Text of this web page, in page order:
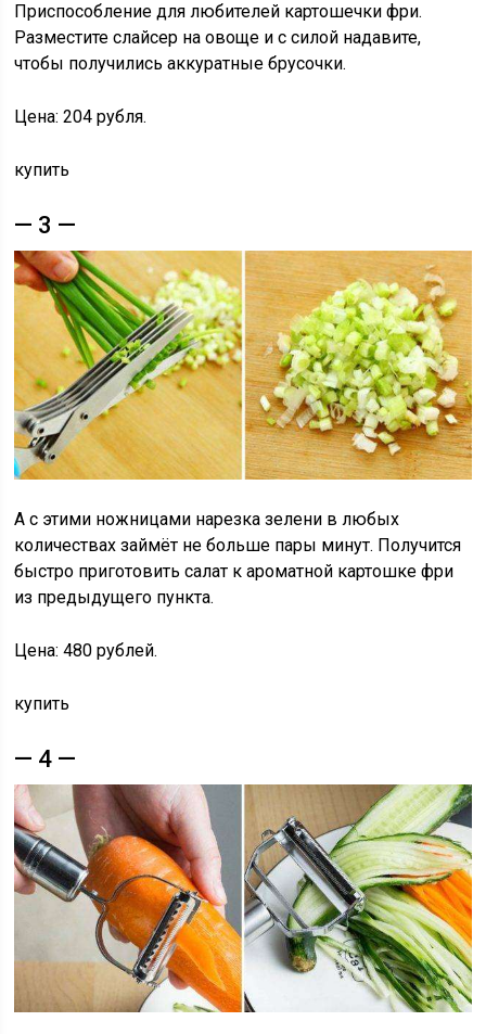
Приспособление для любителей картошечки фри.
Разместите слайсер на овоще и с силой надавите,
чтобы получились аккуратные брусочки.
Цена: 204 рубля.
купить
— 3 —
А с этими ножницами нарезка зелени в любых
количествах займёт не больше пары минут. Получится
быстро приготовить салат к ароматной картошке фри
из предыдущего пункта.
Цена: 480 рублей.
купить
— 4 —